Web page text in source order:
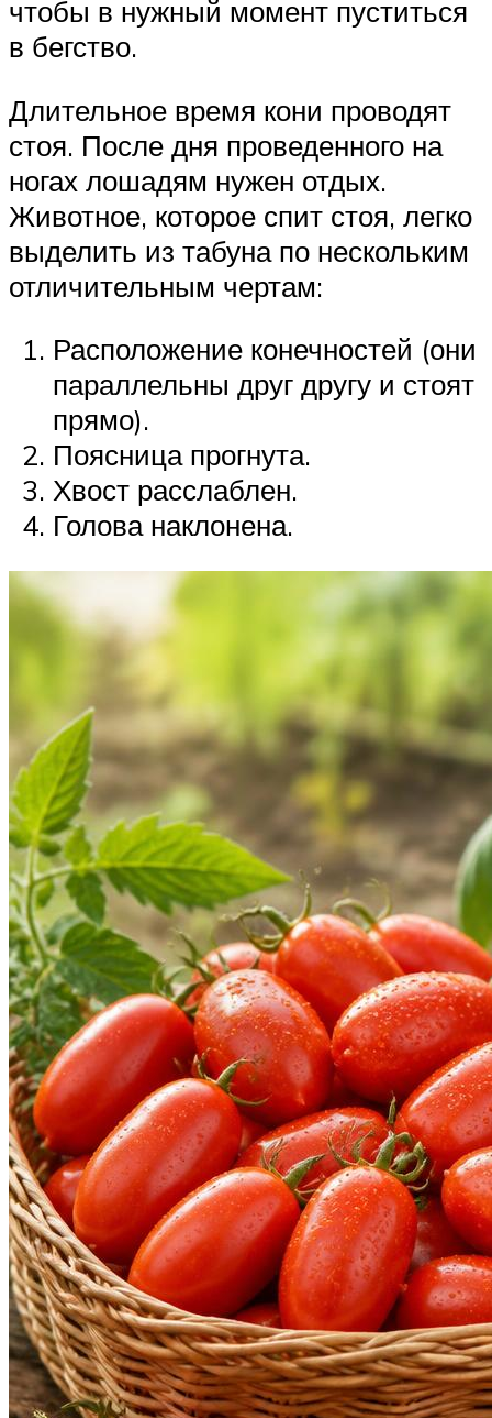
чтобы в нужный момент пуститься
в бегство.
Длительное время кони проводят
стоя. После дня проведенного на
ногах лошадям нужен отдых.
Животное, которое спит стоя, легко
выделить из табуна по нескольким
отличительным чертам:
Расположение конечностей (они
параллельны друг другу и стоят
прямо).
Поясница прогнута.
Хвост расслаблен.
Голова наклонена.